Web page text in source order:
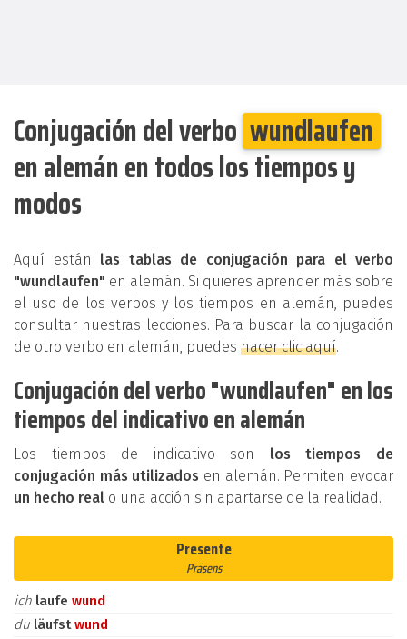
Conjugación del verbo wundlaufen
en alemán en todos los tiempos y
modos
Aquí están las tablas de conjugación para el verbo
"wundlaufen" en alemán. Si quieres aprender más sobre
el uso de los verbos y los tiempos en alemán, puedes
consultar nuestras lecciones. Para buscar la conjugación
de otro verbo en alemán, puedes hacer clic aquí.
Conjugación del verbo "wundlaufen" en los
tiempos del indicativo en alemán
Los tiempos de indicativo son los tiempos de
conjugación más utilizados en alemán. Permiten evocar
un hecho real o una acción sin apartarse de la realidad.
Presente
Präsens
ich laufe wund
du läufstwund